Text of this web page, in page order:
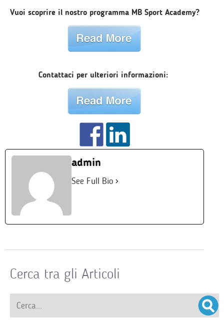
Vuoi scoprire il nostro programma MB Sport Academy?
Contattaci per ulteriori informazioni:
admin
See Full Bio
Cerca tra gli Articoli